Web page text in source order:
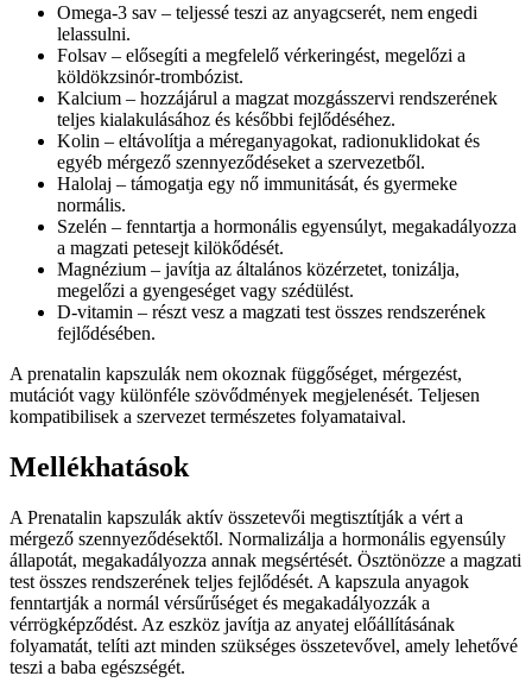
Omega-3 sav – teljessé teszi az anyagcserét, nem engedi
lelassulni.
Folsav – elősegíti a megfelelő vérkeringést, megelőzi a
köldökzsinór-trombózist.
Kalcium – hozzájárul a magzat mozgásszervi rendszerének
teljes kialakulásához és későbbi fejlődéséhez.
Kolin – eltávolítja a méreganyagokat, radionuklidokat és
egyéb mérgező szennyeződéseket a szervezetből.
Halolaj – támogatja egy nő immunitását, és gyermeke
normális.
Szelén – fenntartja a hormonális egyensúlyt, megakadályozza
a magzati petesejt kilökődését.
Magnézium – javítja az általános közérzetet, tonizálja,
megelőzi a gyengeséget vagy szédülést.
D-vitamin – részt vesz a magzati test összes rendszerének
fejlődésében.
A prenatalin kapszulák nem okoznak függőséget, mérgezést,
mutációt vagy különféle szövődmények megjelenését. Teljesen
kompatibilisek a szervezet természetes folyamataival.
Mellékhatások
A Prenatalin kapszulák aktív összetevői megtisztítják a vért a
mérgező szennyeződésektől. Normalizálja a hormonális egyensúly
állapotát, megakadályozza annak megsértését. Ösztönözze a magzati
test összes rendszerének teljes fejlődését. A kapszula anyagok
fenntartják a normál vérsűrűséget és megakadályozzák a
vérrögképződést. Az eszköz javítja az anyatej előállításának
folyamatát, telíti azt minden szükséges összetevővel, amely lehetővé
teszi a baba egészségét.